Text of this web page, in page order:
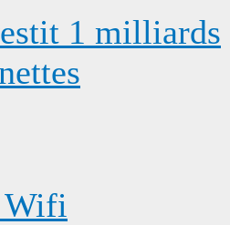
1 milliards
Wifi